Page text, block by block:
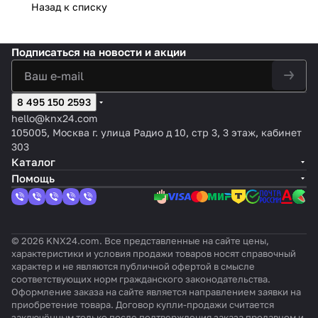
3
K
C
M
I
T
T
v
3
ции
тв
Fujitsu в
систем
управле
ния
KNX TP-
1
конди
LG
(сери
й
до 8
внутр
енних
для
неро
в
Daic
hi
(сер
VRV)
ционе
ров
нних
рфей
с
цион
ung
кондиц
ионеро
Industr
multi)
конди
ционе
& VRV)
для
конд
ronic
упра
влен
ия
конд
рам
Назад к списку
Подписаться на новости и акции
8 495 150 2593
hello@knx24.com
105005, Москва г. улица Радио д 10, стр 3, 3 этаж, кабинет
303
Каталог
Помощь
© 2026 KNX24.com. Все представленные на сайте цены,
характеристики и условия продажи товаров носят справочный
характер и не являются публичной офертой в смысле
соответствующих норм гражданского законодательства.
Оформление заказа на сайте является направлением заявки на
приобретение товара. Договор купли-продажи считается